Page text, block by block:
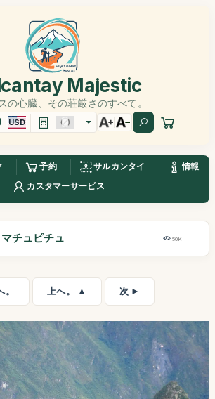
Majestic
の心臓、その荘厳さのすべて。
USD
予約 サルカンタイ
情報
カスタマーサービス
チュピチュ 50K
上へ。 ▲ 次 ►